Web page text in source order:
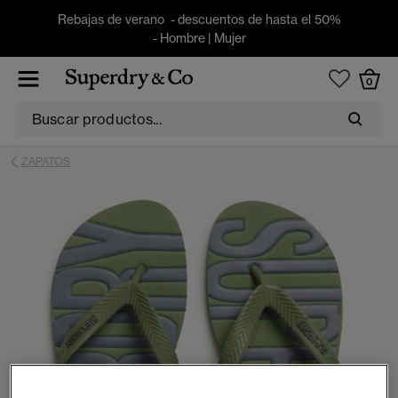
Rebajas de verano - descuentos de hasta el 50%
- Hombre| Mujer
0
ZAPATOS